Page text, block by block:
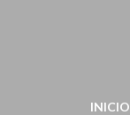
INICIO